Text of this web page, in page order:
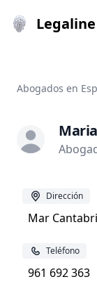
Legaline
Abogados en
Dirección
Mar
Teléfono
961 692 363